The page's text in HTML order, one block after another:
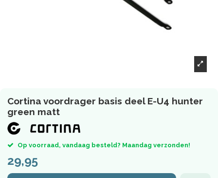
Cortina voordrager basis deel E-U4 hunter
green matt
Op voorraad, vandaag besteld? Maandag verzonden!
29,95